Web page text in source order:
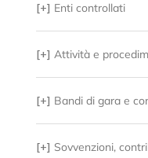
[+] Enti controllati
[+] Attività e
[+] Bandi di gara e
[+] Sovvenzioni,